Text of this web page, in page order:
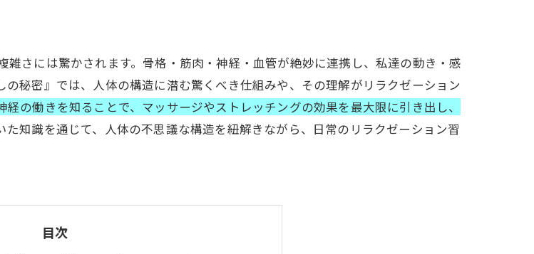
さには驚かされます。骨格・筋肉・神経・血管が絶妙に連携し、私達の動き・感
秘密』では、人体の構造に潜む驚くべき仕組みや、その理解がリラクゼーション
経の働きを知ることで、マッサージやストレッチングの効果を最大限に引き出し、
た知識を通じて、人体の不思議な構造を紐解きながら、日常のリラクゼーション習
目次